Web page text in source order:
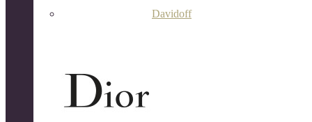
Davidoff